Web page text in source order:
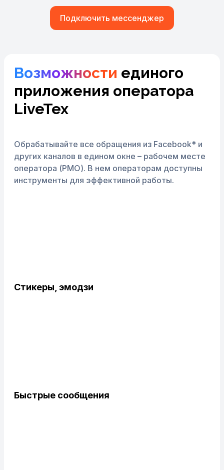
Подключить мессенджер
Возможности единого
приложения оператора
LiveTex
Обрабатывайте все обращения из Facebook* и
других каналов в едином окне – рабочем месте
оператора (РМО). В нем операторам доступны
инструменты для эффективной работы.
Стикеры, эмодзи
Быстрые сообщения